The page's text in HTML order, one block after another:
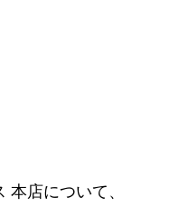
店について、